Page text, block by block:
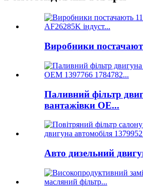
Виробники
Паливний фільтр
вантажівки OE...
Авто дизельний